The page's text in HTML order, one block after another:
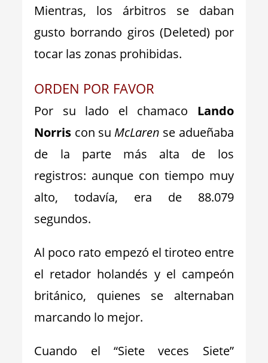
Mientras, los árbitros se daban
gusto borrando giros (Deleted) por
tocar las zonas prohibidas.
ORDEN POR FAVOR
Por su lado el chamaco Lando
Norris con su McLaren se adueñaba
de la parte más alta de los
registros: aunque con tiempo muy
alto, todavía, era de 88.079
segundos.
Al poco rato empezó el tiroteo entre
el retador holandés y el campeón
británico, quienes se alternaban
marcando lo mejor.
Cuando el “Siete veces Siete”